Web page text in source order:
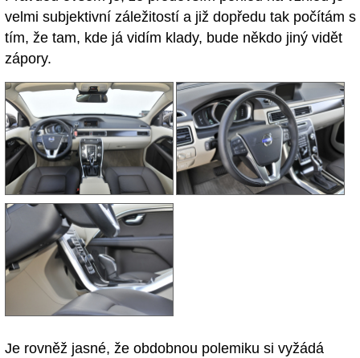
velmi subjektivní záležitostí a již dopředu tak počítám s
tím, že tam, kde já vidím klady, bude někdo jiný vidět
zápory.
Je rovněž jasné, že obdobnou polemiku si vyžádá